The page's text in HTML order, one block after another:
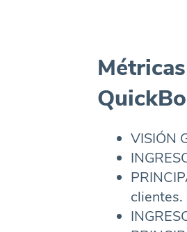
VISIÓN
clientes.